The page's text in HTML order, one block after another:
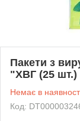
Пакети з
"ХВГ (25 шт.)
Немає в
Код: